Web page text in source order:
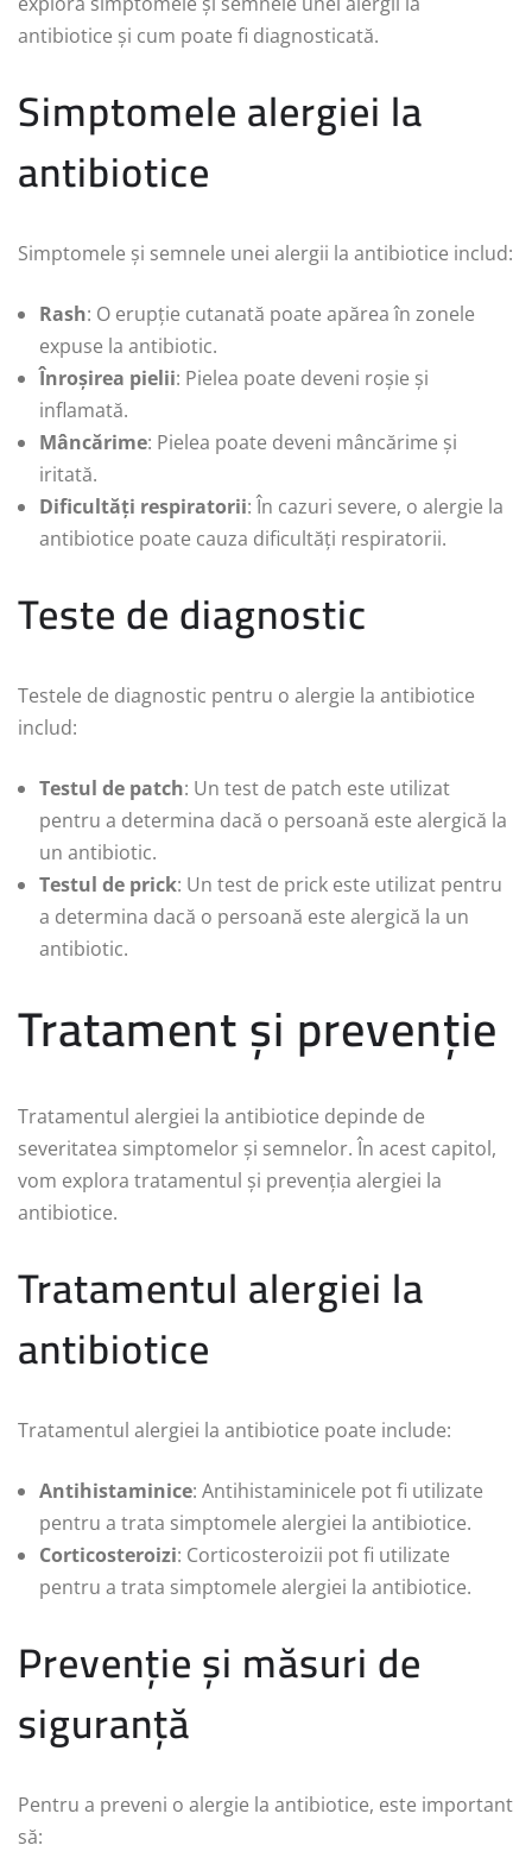
antibiotice și cum poate fi diagnosticată.
Simptomele alergiei la
antibiotice
Simptomele și semnele unei alergii la antibiotice includ:
Rash: O erupție cutanată poate apărea în zonele
expuse la antibiotic.
Înroșirea pielii: Pielea poate deveni roșie și
inflamată.
Mâncărime: Pielea poate deveni mâncărime și
iritată.
Dificultăți respiratorii: În cazuri severe, o alergie la
antibiotice poate cauza dificultăți respiratorii.
Teste de diagnostic
Testele de diagnostic pentru o alergie la antibiotice
includ:
Testul de patch: Un test de patch este utilizat
pentru a determina dacă o persoană este alergică la
un antibiotic.
Testul de prick: Un test de prick este utilizat pentru
a determina dacă o persoană este alergică la un
antibiotic.
Tratament și prevenție
Tratamentul alergiei la antibiotice depinde de
severitatea simptomelor și semnelor. În acest capitol,
vom explora tratamentul și prevenția alergiei la
antibiotice.
Tratamentul alergiei la
antibiotice
Tratamentul alergiei la antibiotice poate include:
Antihistaminice: Antihistaminicele pot fi utilizate
pentru a trata simptomele alergiei la antibiotice.
Corticosteroizi: Corticosteroizii pot fi utilizate
pentru a trata simptomele alergiei la antibiotice.
Prevenție și măsuri de
siguranță
Pentru a preveni o alergie la antibiotice, este important
să: